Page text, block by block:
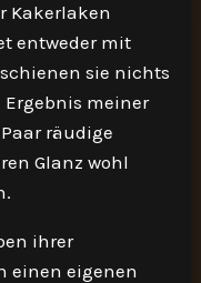
Kakerlaken
entweder mit
sie nichts
Ergebnis meiner
räudige
Glanz wohl
ihrer
einen eigenen